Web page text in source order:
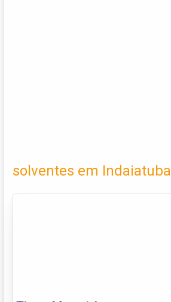
solventes em Indaiatuba